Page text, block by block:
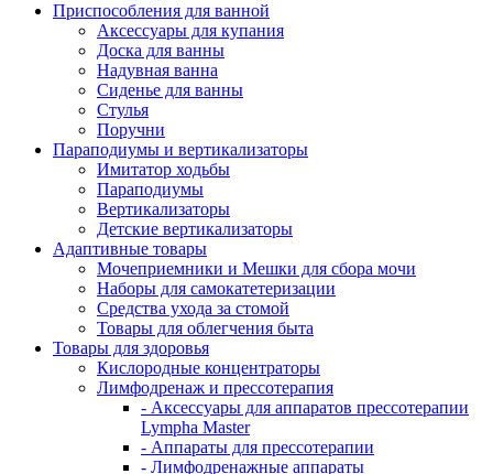
Приспособления для ванной
Аксессуары для купания
Доска для ванны
Надувная ванна
Сиденье для ванны
Стулья
Поручни
Параподиумы и вертикализаторы
Имитатор ходьбы
Параподиумы
Вертикализаторы
Детские вертикализаторы
Адаптивные товары
Мочеприемники и Мешки для сбора мочи
Наборы для самокатетеризации
Средства ухода за стомой
Товары для облегчения быта
Товары для здоровья
Кислородные концентраторы
Лимфодренаж и прессотерапия
- Аксессуары для аппаратов прессотерапии
Lympha Master
- Аппараты для прессотерапии
- Лимфодренажные аппараты